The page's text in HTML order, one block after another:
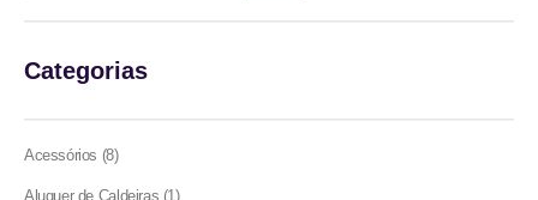
Categorias
Acessórios 88
Aluguer de Caldeiras 11